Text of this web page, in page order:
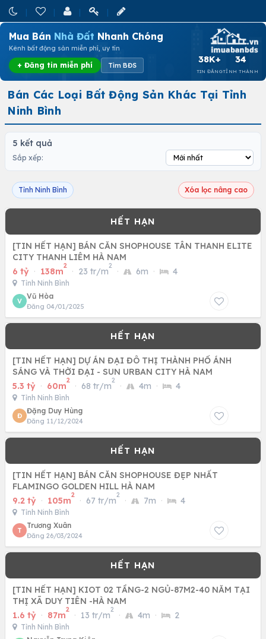
Mua Bán Nhà Đất Nhanh Chóng
Kênh bất động sản miễn phí, uy tín
+ Đăng tin miễn phí Tìm BĐS
38K+
TIN ĐĂNG
34
TỈNH THÀNH
Bán Các Loại Bất Động Sản Khác Tại Tỉnh
Ninh Bình
5 kết quả
Sắp xếp:
Tỉnh Ninh Bình Xóa lọc nâng cao
[TIN HẾT HẠN] BÁN CĂN SHOPHOUSE TÂN THANH ELITE
CITY THANH LIÊM HÀ NAM
6 tỷ · 138m
2
· 23 tr/m
2
· 6m · 4
Tỉnh Ninh Bình
V
Vũ Hòa
Đăng 04/01/2025
[TIN HẾT HẠN] DỰ ÁN ĐẠI ĐÔ THỊ THÀNH PHỐ ÁNH
SÁNG VÀ THỜI ĐẠI - SUN URBAN CITY HÀ NAM
5.3 tỷ · 60m
2
· 68 tr/m
2
· 4m · 4
Tỉnh Ninh Bình
Đ
Đặng Duy Hùng
Đăng 11/12/2024
[TIN HẾT HẠN] BÁN CĂN SHOPHOUSE ĐẸP NHẤT
FLAMINGO GOLDEN HILL HÀ NAM
9.2 tỷ · 105m
2
· 67 tr/m
2
· 7m · 4
Tỉnh Ninh Bình
T
Trương Xuân
Đăng 26/03/2024
[TIN HẾT HẠN] KIOT 02 TẦNG-2 NGỦ-87M2-40 NĂM TẠI
THỊ XÃ DUY TIÊN -HÀ NAM
1.6 tỷ · 87m
2
· 13 tr/m
2
· 4m · 2
Tỉnh Ninh Bình